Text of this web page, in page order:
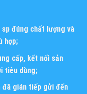
sp đúng chất lượng và
hợp;
cấp, kết nối sản
tiêu dùng;
đã gián tiếp gửi đến